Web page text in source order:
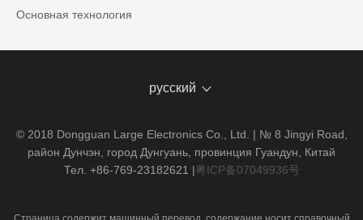
Основная технология
русский
© 2018 Dongguan Large Electronics Co., Ltd. | № 8 Jingyi Road,
район Дунчэн, город Дунгуань, провинция Гуандун, Китай
Тел. +86-769-23182621 |粤ICP备07049936号